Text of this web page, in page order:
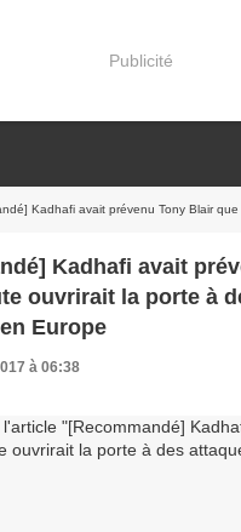
Publicité
avait prévenu Tony Blair que sa chute ouvrirait la
Kadhafi avait
ouvrirait la porte à
Europe
à 06:38